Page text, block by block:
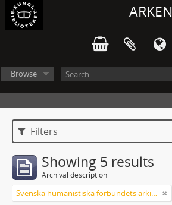
ARKEN
Browse
Filters
Showing 5 results
Archival description
Svenska humanistiska förbundets arkiv: handlingar 2003-2012